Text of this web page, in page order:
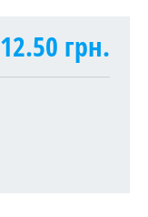
12.50 грн.